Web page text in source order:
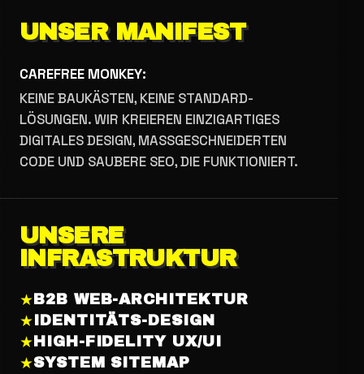
UNSER MANIFEST
CAREFREE MONKEY:
KEINE BAUKÄSTEN, KEINE STANDARD-
LÖSUNGEN. WIR KREIEREN EINZIGARTIGES
DIGITALES DESIGN, MASSGESCHNEIDERTEN C
ODE UND SAUBERE SEO, DIE FUNKTIONIERT.
UNSERE
INFRASTRUKTUR
★ B2B WEB-ARCHITEKTUR
★ IDENTITÄTS-DESIGN
★ HIGH-FIDELITY UX/UI
★SYSTEM SITEMAP